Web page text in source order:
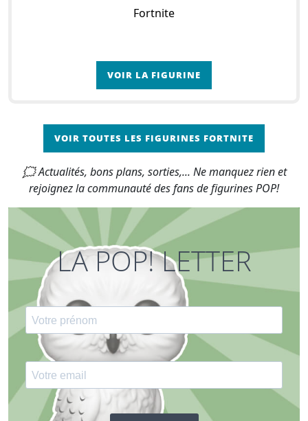
Fortnite
VOIR LA FIGURINE
VOIR TOUTES LES FIGURINES FORTNITE
🗯 Actualités, bons plans, sorties,... Ne manquez rien et
rejoignez la communauté des fans de figurines POP!
LA POP! LETTER